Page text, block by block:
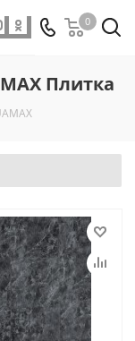
0
Плитка